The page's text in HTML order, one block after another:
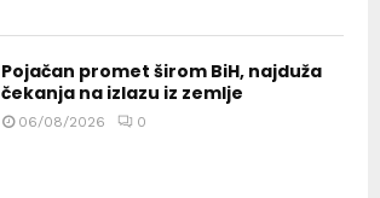
Pojačan promet širom BiH, najduža
čekanja na izlazu iz zemlje
06/08/2026 0